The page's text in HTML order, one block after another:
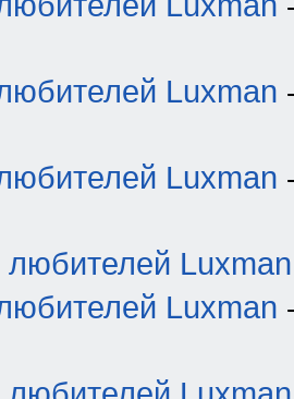
Luxman
Luxman
любителей Luxman
Luxman